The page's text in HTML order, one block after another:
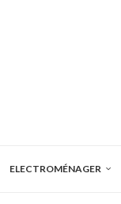
ELECTROMÉNAGER